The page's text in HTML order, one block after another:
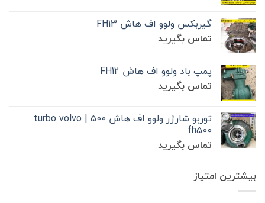
گیربکس ولوو اف هاش FH13
تماس بگیرید
پمپ باد ولوو اف هاش FH12
تماس بگیرید
توربو شارژر ولوو اف هاش 500 | turbo volvo
fh500
تماس بگیرید
بیشترین امتیاز